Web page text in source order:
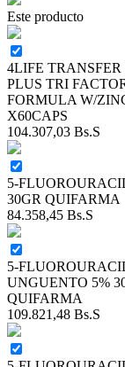
Este producto
4LIFE TRANSFER
PLUS TRI
FORMULA W/
X60CAPS
104.307,03 Bs.S
5-
30GR QUIFARMA
84.358,45 Bs.S
5-
UNGUENTO 5%
QUIFARMA
109.821,48 Bs.S